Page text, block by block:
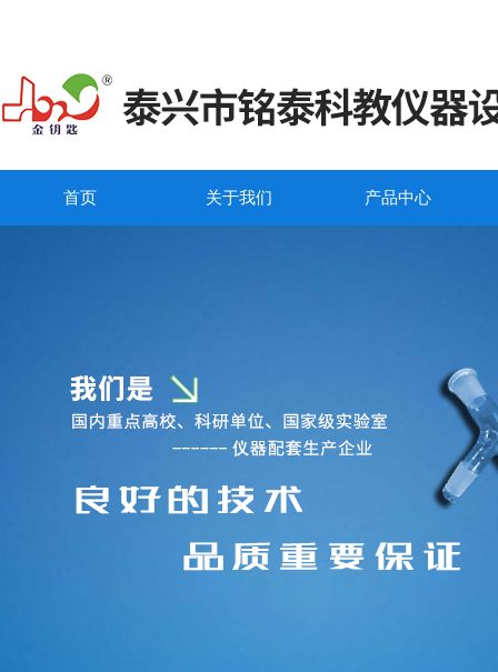
首页 关于我们 产品中心